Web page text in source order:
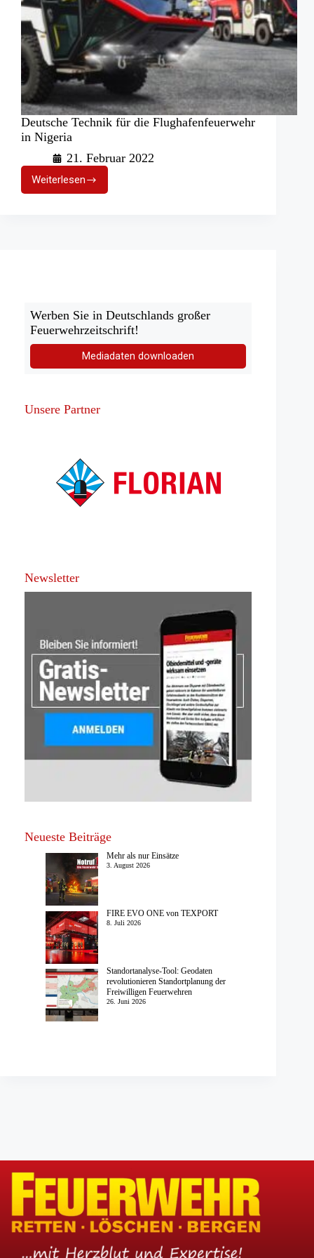
Deutsche Technik für die Flughafenfeuerwehr
in Nigeria
21. Februar 2022
Weiterlesen
Deutsche
Technik
Werben Sie in Deutschlands großer
Feuerwehrzeitschrift!
Mediadaten downloaden
Unsere Partner
Newsletter
Neueste Beiträge
Mehr als nur Einsätze
3. August 2026
FIRE EVO ONE von TEXPORT
8. Juli 2026
Standortanalyse-Tool: Geodaten
revolutionieren Standortplanung der
Freiwilligen Feuerwehren
26. Juni 2026